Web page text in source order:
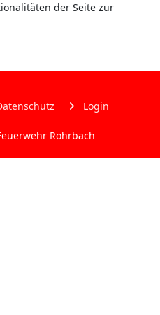
Login
Rohrbach
der Seite zur